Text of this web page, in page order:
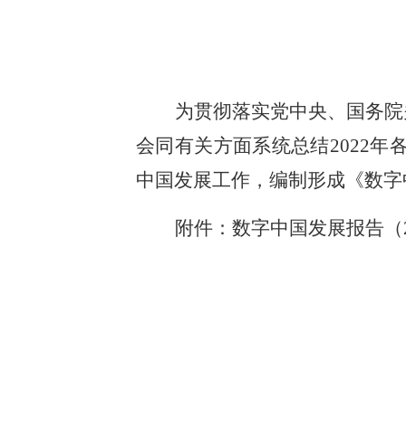
为贯彻落实党中央、国务
会同有关方面系统总结2022年
中国发展工作，编制形成《数
附件： 数字中国发展报告